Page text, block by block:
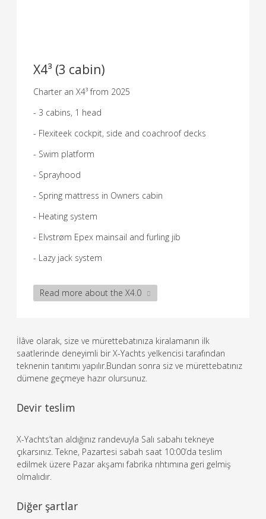
X4³ (3 cabin)
Charter an X4³ from 2025
- 3 cabins, 1 head
- Flexiteek cockpit, side and coachroof decks
- Swim platform
- Sprayhood
- Spring mattress in Owners cabin
- Heating system
- Elvstrøm Epex mainsail and furling jib
- Lazy jack system
Read more about the X4.0
İlâve olarak, size ve mürettebatınıza kiralamanın ilk
saatlerinde deneyimli bir X-Yachts yelkencisi tarafından
teknenin tanıtımı yapılır.Bundan sonra siz ve mürettebatınız
dümene geçmeye hazır olursunuz.
Devir teslim
X-Yachts’tan aldığınız randevuyla Salı sabahı tekneye
çıkarsınız. Tekne, Pazartesi sabah saat 10:00’da teslim
edilmek üzere Pazar akşamı fabrika rıhtımına geri gelmiş
olmalıdır.
Diğer şartlar